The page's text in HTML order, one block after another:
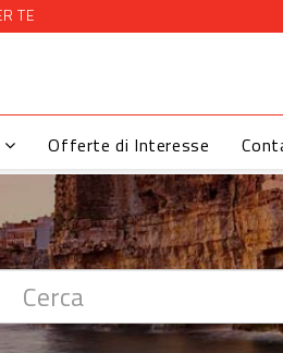
TE
Offerte di Interesse